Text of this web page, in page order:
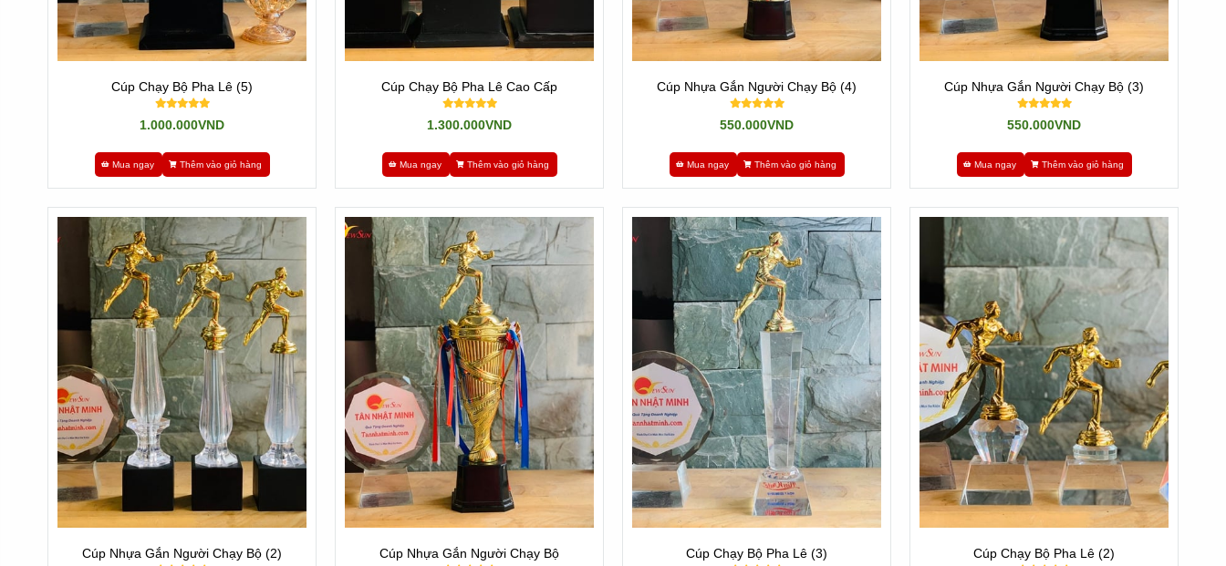
Cúp Chạy Bộ Pha Lê (5)
1.000.000VND
Mua ngay Thêm vào giỏ hàng
Cúp Chạy Bộ Pha Lê Cao Cấp
1.300.000VND
Mua ngay Thêm vào giỏ hàng
Cúp Nhựa Gắn Người Chạy Bộ (4)
550.000VND
Mua ngay Thêm vào giỏ hàng
Cúp Nhựa Gắn Người Chạy Bộ (3)
550.000VND
Mua ngay Thêm vào giỏ hàng
Cúp Nhựa Gắn Người Chạy Bộ (2) Cúp Nhựa Gắn Người Chạy Bộ Cúp Chạy Bộ Pha Lê (3) Cúp Chạy Bộ Pha Lê (2)